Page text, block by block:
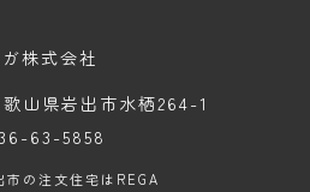
ガ株式会社
山県岩出市水栖264-1
63-5858
市の注文住宅はREGA